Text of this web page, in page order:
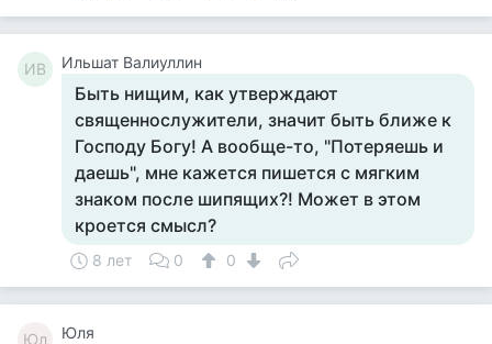
ИВ Ильшат Валиуллин
Быть нищим, как утверждают
священнослужители, значит быть ближе к
Господу Богу! А вообще-то, "Потеряешь и
даешь", мне кажется пишется с мягким
знаком после шипящих?! Может в этом
кроется смысл?
8 лет 0 0
Юл Юля